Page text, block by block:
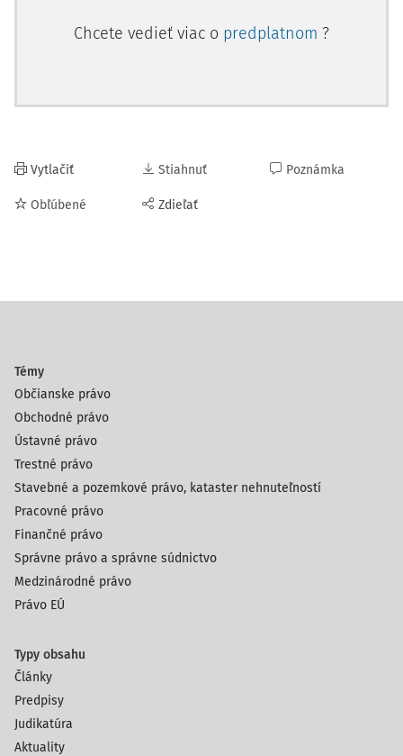
Chcete vedieť viac o predplatnom ?
Vytlačiť
Obľúbené
Stiahnuť
Zdieľať
Poznámka
Témy
Občianske právo
Obchodné právo
Ústavné právo
Trestné právo
Stavebné a pozemkové právo, kataster nehnuteľností
Pracovné právo
Finančné právo
Správne právo a správne súdnictvo
Medzinárodné právo
Právo EÚ
Typy obsahu
Články
Predpisy
Judikatúra
Aktuality